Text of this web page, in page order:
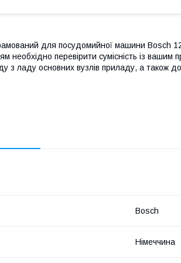
для посудомийної машини Bosch
необхідно перевірити сумісність із вашим
з ладу основних вузлів приладу, а також
Bosch
Німеччина